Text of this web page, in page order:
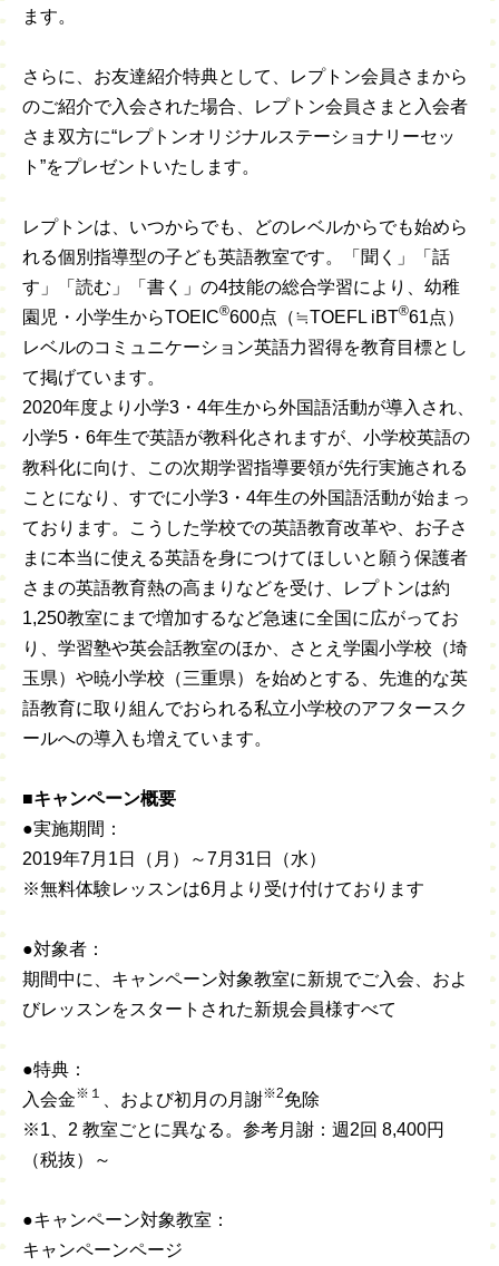
ます。
さらに、お友達紹介特典として、レプトン会員さまから
のご紹介で入会された場合、レプトン会員さまと入会者
さま双方に“レプトンオリジナルステーショナリーセッ
ト”をプレゼントいたします。
レプトンは、いつからでも、どのレベルからでも始めら
れる個別指導型の子ども英語教室です。「聞く」「話
す」「読む」「書く」の4技能の総合学習により、幼稚
園児・小学生からTOEIC®600点（≒TOEFL iBT®61点）
レベルのコミュニケーション英語力習得を教育目標とし
て掲げています。
2020年度より小学3・4年生から外国語活動が導入され、
小学5・6年生で英語が教科化されますが、小学校英語の
教科化に向け、この次期学習指導要領が先行実施される
ことになり、すでに小学3・4年生の外国語活動が始まっ
ております。こうした学校での英語教育改革や、お子さ
まに本当に使える英語を身につけてほしいと願う保護者
さまの英語教育熱の高まりなどを受け、レプトンは約
1,250教室にまで増加するなど急速に全国に広がってお
り、学習塾や英会話教室のほか、さとえ学園小学校（埼
玉県）や暁小学校（三重県）を始めとする、先進的な英
語教育に取り組んでおられる私立小学校のアフタースク
ールへの導入も増えています。
■キャンペーン概要
●実施期間：
2019年7月1日（月）～7月31日（水）
※無料体験レッスンは6月より受け付けております
●対象者：
期間中に、キャンペーン対象教室に新規でご入会、およ
びレッスンをスタートされた新規会員様すべて
●特典：
入会金※１ 、および初月の月謝※2免除
※1、2 教室ごとに異なる。参考月謝：週2回 8,400円
（税抜）～
●キャンペーン対象教室：
キャンペーンページ